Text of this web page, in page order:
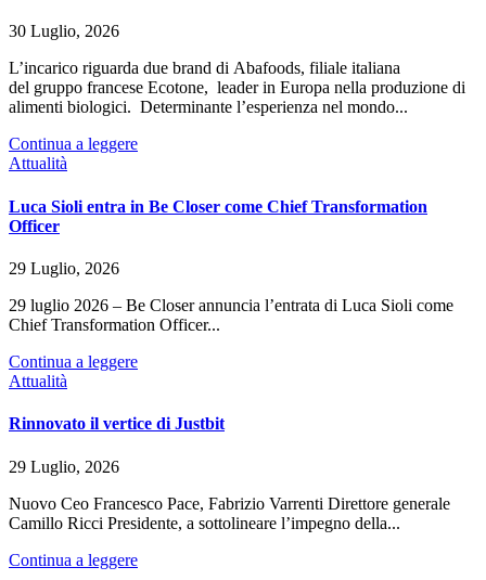
30 Luglio, 2026
L’incarico riguarda due brand di Abafoods, filiale italiana
del gruppo francese Ecotone, leader in Europa nella produzione di
alimenti biologici. Determinante l’esperienza nel mondo...
Continua a leggere
Attualità
Luca Sioli entra in Be Closer come Chief Transformation
Officer
29 Luglio, 2026
29 luglio 2026 – Be Closer annuncia l’entrata di Luca Sioli come
Chief Transformation Officer...
Continua a leggere
Attualità
Rinnovato il vertice di Justbit
29 Luglio, 2026
Nuovo Ceo Francesco Pace, Fabrizio Varrenti Direttore generale
Camillo Ricci Presidente, a sottolineare l’impegno della...
Continua a leggere